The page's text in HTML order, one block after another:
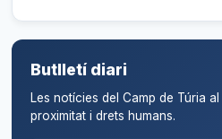
Butlletí diari
Les notícies del Camp de Túria
proximitat i drets humans.